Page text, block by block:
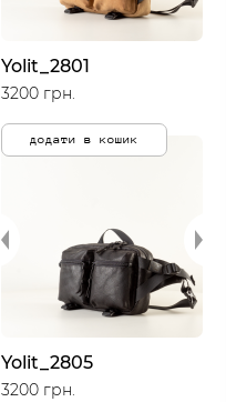
Yolit_2801
3200 грн.
додати в кошик
Yolit_2805
3200 грн.